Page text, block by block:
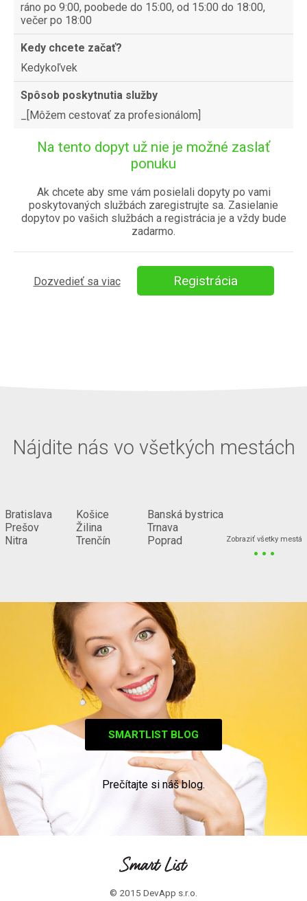
ráno po 9:00, poobede do 15:00, od 15:00 do 18:00,
večer po 18:00
Kedy chcete začať?
Kedykoľvek
Spôsob poskytnutia služby
_[Môžem cestovať za profesionálom]
Na tento dopyt už nie je možné zaslať
ponuku
Ak chcete aby sme vám posielali dopyty po vami
poskytovaných službách zaregistrujte sa. Zasielanie
dopytov po vašich službách a registrácia je a vždy bude
zadarmo.
Dozvedieť sa viac Registrácia
Nájdite nás vo všetkých mestách
Bratislava
Prešov
Nitra
Košice
Žilina
Trenčín
Banská bystrica
Trnava
Poprad
Zobraziť všetky mestá
...
SMARTLIST BLOG
Prečítajte si náš blog.
© 2015 DevApp s.r.o.